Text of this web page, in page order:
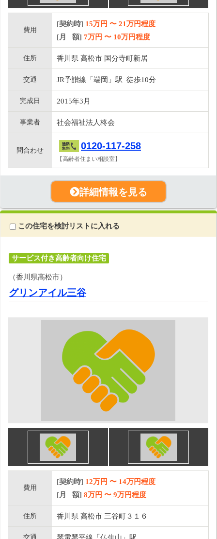
費用
[契約時] 15万円 〜 21万円程度
[月 額] 7万円 〜 10万円程度
住所 香川県 高松市 国分寺町新居
交通 JR予讃線「端岡」駅 徒歩10分
完成日 2015年3月
事業者 社会福祉法人柊会
問合わせ 0120-117-258
【高齢者住まい相談室】
詳細情報を見る
この住宅を検討リストに入れる
サービス付き高齢者向け住宅
（香川県高松市）
グリンアイル三谷
費用
[契約時] 12万円 〜 14万円程度
[月 額] 8万円 〜 9万円程度
住所 香川県 高松市 三谷町３１６
交通